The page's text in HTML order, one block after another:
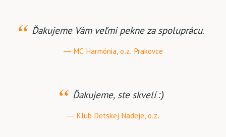
Ďakujeme Vám veľmi pekne za spoluprácu.
MC Harmónia, o.z. Prakovce
Ďakujeme, ste skvelí :)
Klub Detskej Nadeje, o.z.